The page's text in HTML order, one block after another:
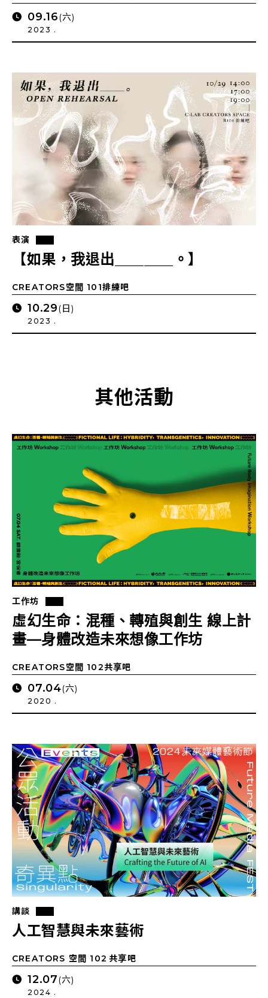
09.16(六)
2023 .
表演
【如果，我退出＿＿＿＿。】
CREATORS空間 101排練吧
10.29(日)
2023 .
其他活動
工作坊
虛幻生命：混種、轉殖與創生 線上計
畫—身體改造未來想像工作坊
CREATORS空間 102共享吧
07.04(六)
2020 .
講談
人工智慧與未來藝術
CREATORS 空間 102 共享吧
12.07(六)
2024 .